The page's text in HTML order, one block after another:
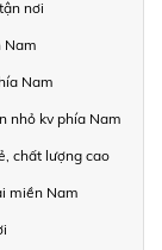
nơi
Nam
Nam
nhỏ kv phía Nam
chất lượng cao
miền Nam